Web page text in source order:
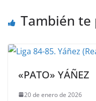
También te
«PATO» YÁÑEZ
20 de enero de 2026